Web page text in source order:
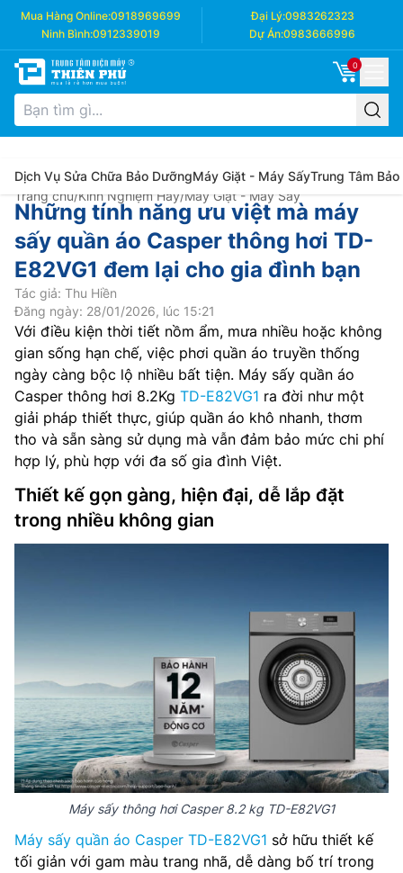
Mua Hàng Online:0918969699 Đại Lý:0983262323
Ninh Bình:0912339019 Dự Án:0983666996
0
Dịch Vụ Sửa Chữa Bảo DưỡngMáy Giặt - Máy SấyTrung Tâm Bảo
Trang chủ/Kinh Nghiệm Hay/Máy Giặt - Máy Sấy
Những tính năng ưu việt mà máy
sấy quần áo Casper thông hơi TD-
E82VG1 đem lại cho gia đình bạn
Tác giả: Thu Hiền
Đăng ngày: 28/01/2026, lúc 15:21
Với điều kiện thời tiết nồm ẩm, mưa nhiều hoặc không
gian sống hạn chế, việc phơi quần áo truyền thống
ngày càng bộc lộ nhiều bất tiện. Máy sấy quần áo
Casper thông hơi 8.2Kg TD-E82VG1 ra đời như một
giải pháp thiết thực, giúp quần áo khô nhanh, thơm
tho và sẵn sàng sử dụng mà vẫn đảm bảo mức chi phí
hợp lý, phù hợp với đa số gia đình Việt.
Thiết kế gọn gàng, hiện đại, dễ lắp đặt
trong nhiều không gian
Máy sấy thông hơi Casper 8.2 kg TD-E82VG1
Máy sấy quần áo Casper TD-E82VG1 sở hữu thiết kế
tối giản với gam màu trang nhã, dễ dàng bố trí trong